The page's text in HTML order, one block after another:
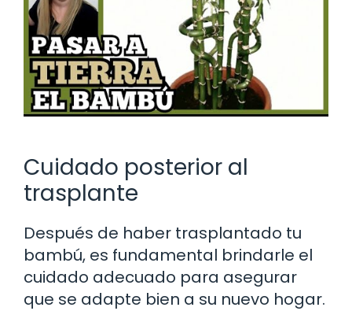
Cuidado posterior al
trasplante
Después de haber trasplantado tu
bambú, es fundamental brindarle el
cuidado adecuado para asegurar
que se adapte bien a su nuevo hogar.